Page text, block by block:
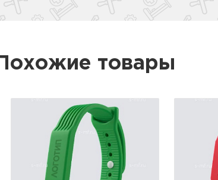
мм
Похожие товары